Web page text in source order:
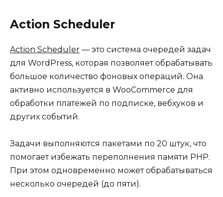
Action Scheduler
Action Scheduler — это система очередей задач
для WordPress, которая позволяет обрабатывать
большое количество фоновых операций. Она
активно используется в WooCommerce для
обработки платежей по подписке, вебхуков и
других событий.
Задачи выполняются пакетами по 20 штук, что
помогает избежать переполнения памяти PHP.
При этом одновременно может обрабатываться
несколько очередей (до пяти).